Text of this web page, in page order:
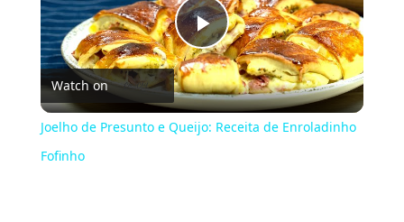
Play
Video
Watch on
Joelho de Presunto e Queijo: Receita de Enroladinho
Fofinho